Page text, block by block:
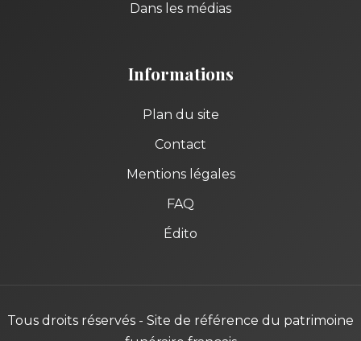
Dans les médias
Informations
Plan du site
Contact
Mentions légales
FAQ
Édito
Tous droits réservés - Site de référence du patrimoine